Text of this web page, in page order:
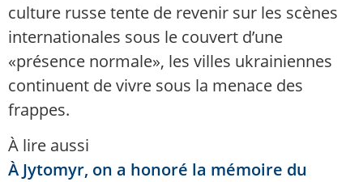
culture russe tente de revenir sur les scènes
internationales sous le couvert d’une
«présence normale», les villes ukrainiennes
continuent de vivre sous la menace des
frappes.
À lire aussi
À Jytomyr, on a honoré la mémoire du